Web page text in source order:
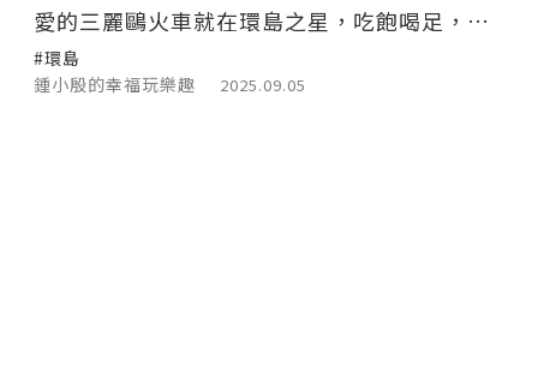
愛的三麗鷗火車就在環島之星，吃飽喝足，可
以唱歌，還有豐富的活動體驗。免帶行李，一
天就環島成功!
#環島
鍾小殷的幸福玩樂趣
2025.09.05